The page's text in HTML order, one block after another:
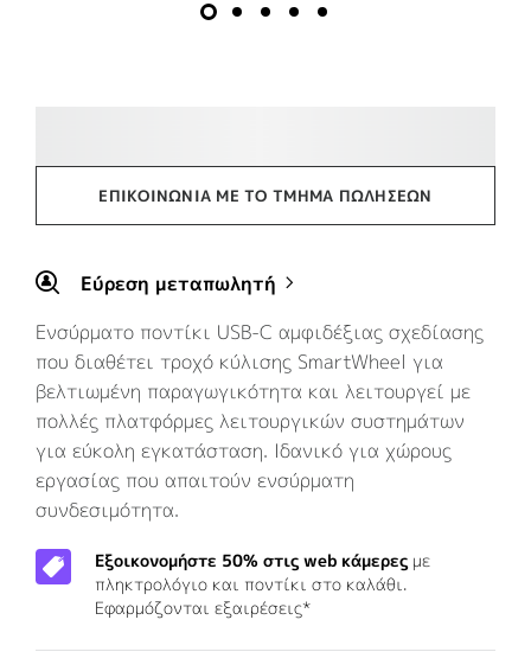
ΕΠΙΚΟΙΝΩΝΊΑ ΜΕ ΤΟ ΤΜΉΜΑ ΠΩΛΉΣΕΩΝ
Εύρεση μεταπωλητή
Ενσύρματο ποντίκι USB-C αμφιδέξιας σχεδίασης
που διαθέτει τροχό κύλισης SmartWheel για
βελτιωμένη παραγωγικότητα και λειτουργεί με
πολλές πλατφόρμες λειτουργικών συστημάτων
για εύκολη εγκατάσταση. Ιδανικό για χώρους
εργασίας που απαιτούν ενσύρματη
συνδεσιμότητα.
Εξοικονομήστε 50% στις web κάμερες με
πληκτρολόγιο και ποντίκι στο καλάθι.
Εφαρμόζονται εξαιρέσεις*